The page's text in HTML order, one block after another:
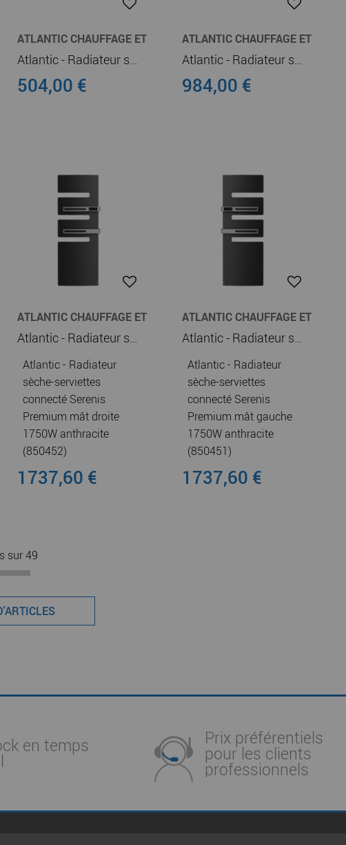
ATLANTIC CHAUFFAGE ET
Atlantic - Radiateur sèche-serviettes connecté Adelis digital 500W Blanc Carat (862568)
504,00 €
ATLANTIC CHAUFFAGE ET
Atlantic - Radiateur sèche-serviettes connecté Adelis digital étroit 1750W Blanc Brillant (862771)
984,00 €
ATLANTIC CHAUFFAGE ET
Atlantic - Radiateur sèche-serviettes connecté Serenis Premium mât droite 1750W anthracite (850452)
Atlantic - Radiateur
sèche-serviettes
connecté Serenis
Premium mât droite
1750W anthracite
(850452)
1737,60 €
ATLANTIC CHAUFFAGE ET
Atlantic - Radiateur sèche-serviettes connecté Serenis Premium mât gauche 1750W anthracite (850451)
Atlantic - Radiateur
sèche-serviettes
connecté Serenis
Premium mât gauche
1750W anthracite
(850451)
1737,60 €
sur49
en temps Prix préférentiels
pour les clients
professionnels